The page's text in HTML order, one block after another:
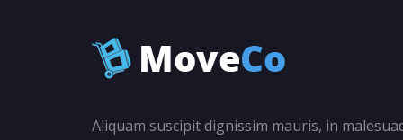
Aliquam suscipit dignissim mauris, in